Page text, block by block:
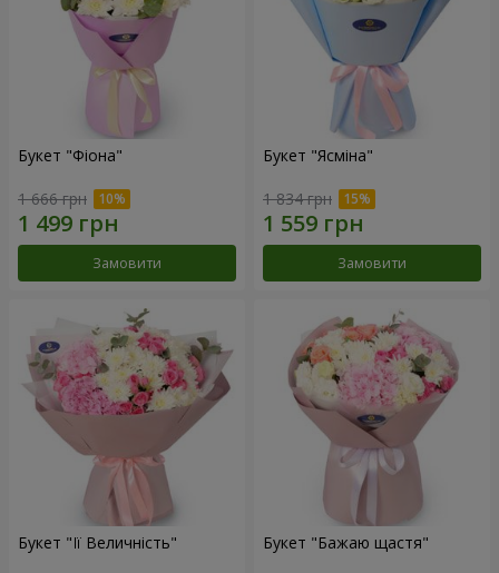
Букет "Фіона"
1 666 грн
Замовити
Букет "Ясміна"
1 834 грн
Замовити
Букет "Її Величність" Букет "Бажаю щастя"